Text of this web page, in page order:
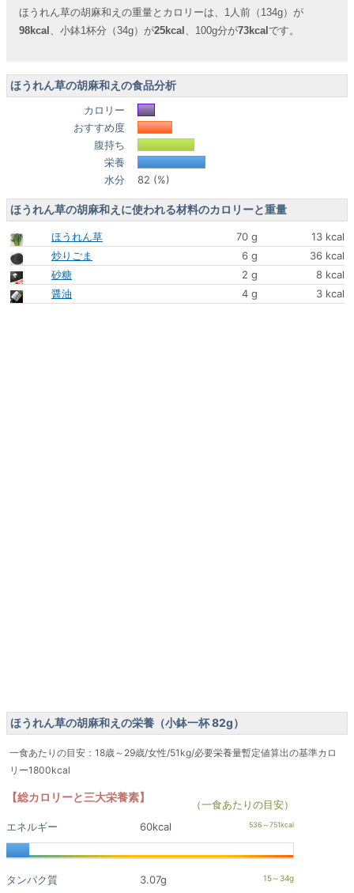
ほうれん草の胡麻和えの重量とカロリーは、1人前（134g）が
98kcal 、小鉢1杯分（34g）が25kcal 、100g分が73kcal です。
ほうれん草の胡麻和えの食品分析
カロリー
おすすめ度
腹持ち
栄養
水分
82 (%)
ほうれん草の胡麻和えに使われる材料のカロリーと重量
ほうれん草 70 g
13 kcal
炒りごま
6 g
36 kcal
砂糖
2 g
8 kcal
醤油
4 g 3 kcal
ほうれん草の胡麻和えの栄養（小鉢一杯 82g）
一食あたりの目安：18歳～29歳/女性/51kg/必要栄養量暫定値算出の基準カロ
リー1800kcal
【総カロリーと三大栄養素】
（一食あたりの目安）
エネルギー
60kcal
タンパク質 3.07g